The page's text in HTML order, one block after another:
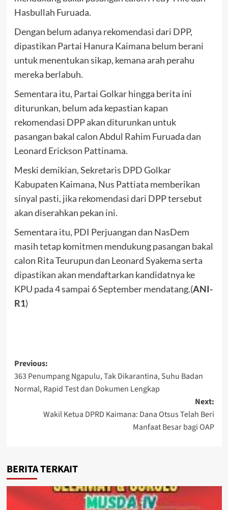
Hasbullah Furuada.
Dengan belum adanya rekomendasi dari DPP,
dipastikan Partai Hanura Kaimana belum berani
untuk menentukan sikap, kemana arah perahu
mereka berlabuh.
Sementara itu, Partai Golkar hingga berita ini
diturunkan, belum ada kepastian kapan
rekomendasi DPP akan diturunkan untuk
pasangan bakal calon Abdul Rahim Furuada dan
Leonard Erickson Pattinama.
Meski demikian, Sekretaris DPD Golkar
Kabupaten Kaimana, Nus Pattiata memberikan
sinyal pasti, jika rekomendasi dari DPP tersebut
akan diserahkan pekan ini.
Sementara itu, PDI Perjuangan dan NasDem
masih tetap komitmen mendukung pasangan bakal
calon Rita Teurupun dan Leonard Syakema serta
dipastikan akan mendaftarkan kandidatnya ke
KPU pada 4 sampai 6 September mendatang.(ANI-
R1)
Post
navigation
Previous:
363 Penumpang Ngapulu, Tak Dikarantina, Suhu Badan
Normal, Rapid Test dan Dokumen Lengkap
Next:
Wakil Ketua DPRD Kaimana: Dana Otsus Telah Beri
Manfaat Besar bagi OAP
BERITA TERKAIT